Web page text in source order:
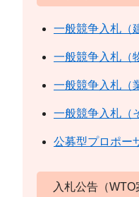
一般競争入札（
一般競争入札（
一般競争入札（
一般競争入札（
公募型プロポー
入札公告（WTO